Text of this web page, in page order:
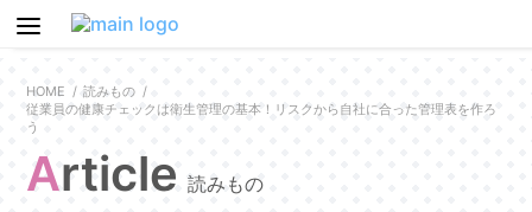
HOME
読みもの
従業員の健康チェックは衛生管理の基本！リスクから自社に合った管理表を作ろ
う
Article 読みもの